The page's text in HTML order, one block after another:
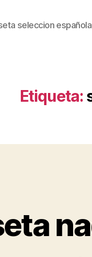
seleccion
Etiqueta: